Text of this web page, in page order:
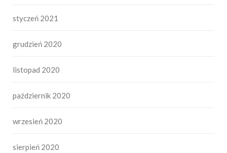
styczeń 2021
grudzień 2020
listopad 2020
październik 2020
wrzesień 2020
sierpień 2020